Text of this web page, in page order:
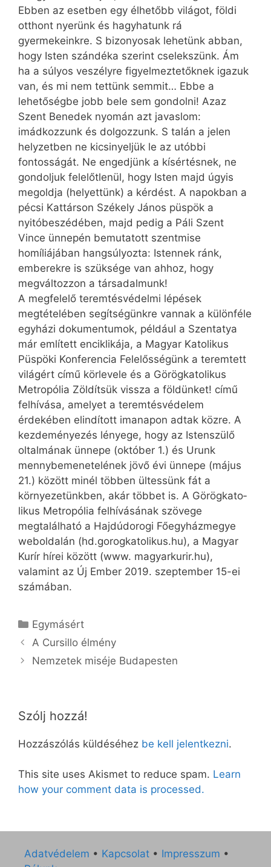
Ebben az esetben egy élhetőbb világot, földi
otthont nyerünk és hagyhatunk rá
gyermekeinkre. S bizonyosak lehetünk abban,
hogy Isten szándéka szerint cselekszünk. Ám
ha a súlyos veszélyre figyelmeztetőknek igazuk
van, és mi nem tettünk semmit… Ebbe a
lehetőségbe jobb bele sem gondolni! Azaz
Szent Benedek nyomán azt javaslom:
imádkozzunk és dolgozzunk. S talán a jelen
helyzetben ne kicsinyeljük le az utóbbi
fontosságát. Ne engedjünk a kísértésnek, ne
gondoljuk felelőtlenül, hogy Isten majd úgyis
megoldja (helyettünk) a kérdést. A napokban a
pécsi Kat­társon Székely János püspök a
nyitóbeszédében, majd pedig a Páli Szent
Vince ünnepén bemutatott szentmise
homíliájában hangsúlyozta: Istennek ránk,
emberekre is szüksége van ahhoz, hogy
megváltozzon a társadalmunk!
A megfelelő teremtésvédelmi lépések
megtételében segítségünkre vannak a különféle
egyházi dokumentumok, például a Szentatya
már említett enciklikája, a Magyar Katolikus
Püspöki Konferencia Felelősségünk a teremtett
világért című körlevele és a Görög­katolikus
Metropólia Zöldítsük vissza a földünket! című
felhívása, amelyet a teremtésvédelem
érdekében elindított imanapon adtak közre. A
kezdeményezés lényege, hogy az Istenszülő
oltalmának ünnepe (október 1.) és Urunk
mennybemenetelének jövő évi ünnepe (május
21.) között minél többen ültessünk fát a
környezetünkben, akár többet is. A Görög­kato­
likus Metro­pólia felhívásának szövege
megtalálható a Hajdúdorogi Főegyházmegye
weboldalán (hd.gorogkatolikus.hu), a Magyar
Kurír hírei között (www. magyar­kurir.hu),
valamint az Új Ember 2019. szeptember 15-ei
számában.
Kategória
Egymásért
A Cursillo élmény
Nemzetek miséje Budapesten
Szólj hozzá!
Hozzászólás küldéséhez be kell jelentkezni.
This site uses Akismet to reduce spam. Learn
how your comment data is processed.
Adatvédelem • Kapcsolat • Impresszum •